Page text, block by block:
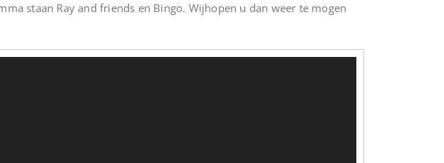
staan Ray and friends en Bingo. Wijhopen u dan weer te mogen